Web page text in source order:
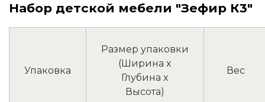
Набор детской мебели "Зефир К3"
Упаковка
Размер упаковки
(Ширина x
Глубина x
Высота)
Вес